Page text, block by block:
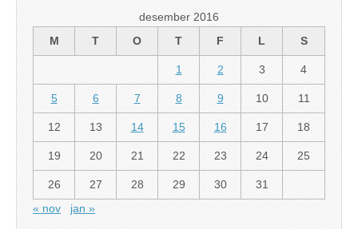
desember 2016
M
T O T F L S
1 2 3 4
5 6 7 8 9 10 11
12 13 14 15 16 17 18
19 20 21 22 23 24 25
26 27 28 29 30
31
« nov
jan »